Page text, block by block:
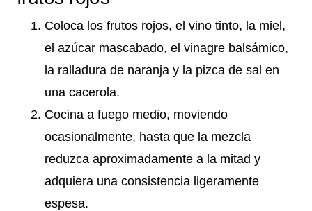
Coloca los frutos rojos, el vino tinto, la miel,
el azúcar mascabado, el vinagre balsámico,
la ralladura de naranja y la pizca de sal en
una cacerola.
Cocina a fuego medio, moviendo
ocasionalmente, hasta que la mezcla
reduzca aproximadamente a la mitad y
adquiera una consistencia ligeramente
espesa.